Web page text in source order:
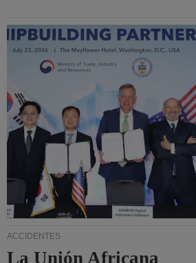
ACCIDENTES
La Unión Africana